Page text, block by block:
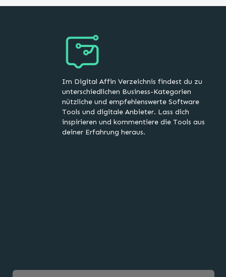
Im Digital Affin Verzeichnis findest du zu
unterschiedlichen Business-Kategorien
nützliche und empfehlenswerte Software
Tools und digitale Anbieter. Lass dich
inspirieren und kommentiere die Tools aus
deiner Erfahrung heraus.